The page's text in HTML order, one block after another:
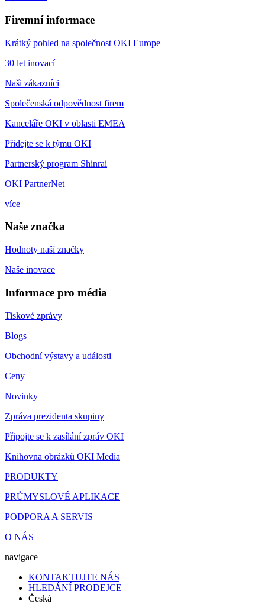
Firemní informace
Krátký pohled na společnost OKI Europe
30 let inovací
Naši zákazníci
Společenská odpovědnost firem
Kanceláře OKI v oblasti EMEA
Přidejte se k týmu OKI
Partnerský program Shinrai
OKI PartnerNet
více
Naše značka
Hodnoty naší značky
Naše inovace
Informace pro média
Tiskové zprávy
Blogs
Obchodní výstavy a události
Ceny
Novinky
Zpráva prezidenta skupiny
Připojte se k zasílání zpráv OKI
Knihovna obrázků OKI Media
PRODUKTY
PRŮMYSLOVÉ APLIKACE
PODPORA A SERVIS
O NÁS
navigace
KONTAKTUJTE NÁS
HLEDÁNÍ PRODEJCE
Česká